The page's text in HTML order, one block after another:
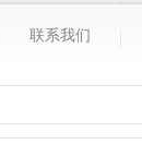
联系我们